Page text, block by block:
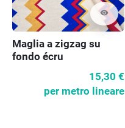
visibility
Maglia a zigzag su
fondo écru
15,30 €
per metro lineare